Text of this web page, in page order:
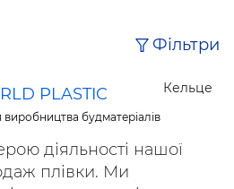
Фільтри
Кельце
PLASTIC
будматеріалів
діяльності нашої
плівки. Ми